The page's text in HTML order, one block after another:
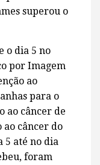
superou o
o dia 5 no
por Imagem
ao
para o
ao câncer de
ao câncer do
5 até no dia
foram